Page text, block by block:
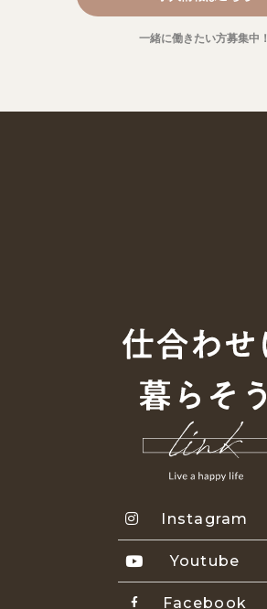
一緒に働きたい方募集中！
Instagram
Youtube
Facebook